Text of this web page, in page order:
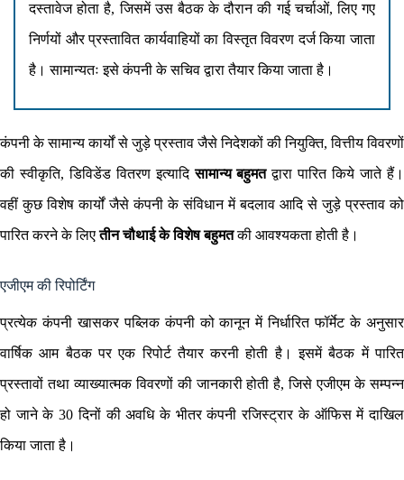
दस्तावेज होता है, जिसमें उस बैठक के दौरान की गई चर्चाओं, लिए गए
निर्णयों और प्रस्तावित कार्यवाहियों का विस्तृत विवरण दर्ज किया जाता
है। सामान्यतः इसे कंपनी के सचिव द्वारा तैयार किया जाता है।
कंपनी के सामान्य कार्यों से जुड़े प्रस्ताव जैसे निदेशकों की नियुक्ति, वित्तीय विवरणों
की स्वीकृति, डिविडेंड वितरण इत्यादिसामान्य बहुमतद्वारा पारित किये जाते हैं।
वहीं कुछ विशेष कार्यों जैसे कंपनी के संविधान में बदलाव आदि से जुड़े प्रस्ताव को
पारित करने के लिएतीन चौथाई के विशेष बहुमतकी आवश्यकता होती है।
एजीएम की रिपोर्टिंग
प्रत्येक कंपनी खासकर पब्लिक कंपनी को कानून में निर्धारित फॉर्मेट के अनुसार
वार्षिक आम बैठक पर एक रिपोर्ट तैयार करनी होती है। इसमें बैठक में पारित
प्रस्तावों तथा व्याख्यात्मक विवरणों की जानकारी होती है, जिसे एजीएम के सम्पन्न
हो जाने के 30 दिनों की अवधि के भीतर कंपनी रजिस्ट्रार के ऑफिस में दाखिल
किया जाता है।